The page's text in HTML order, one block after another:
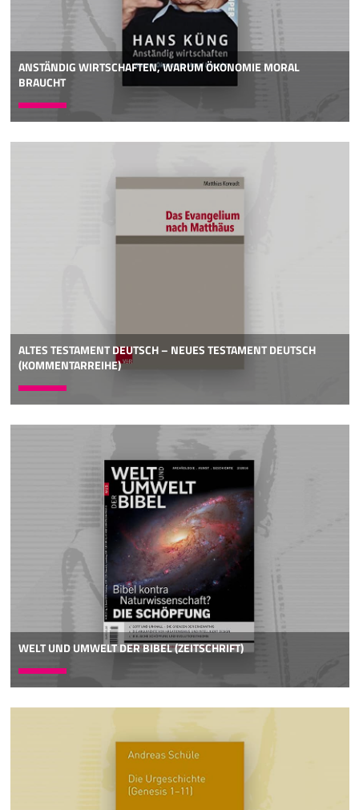
ANSTÄNDIG WIRTSCHAFTEN, WARUM ÖKONOMIE MORAL
BRAUCHT
ALTES TESTAMENT DEUTSCH – NEUES TESTAMENT DEUTSCH
(KOMMENTARREIHE)
WELT UND UMWELT DER BIBEL (ZEITSCHRIFT)